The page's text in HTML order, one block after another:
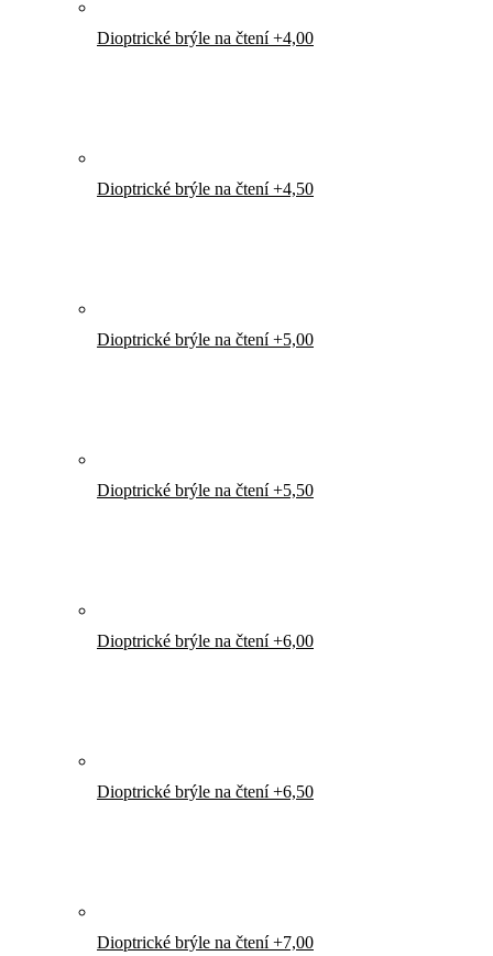
Dioptrické brýle na čtení +4,00
Dioptrické brýle na čtení +4,50
Dioptrické brýle na čtení +5,00
Dioptrické brýle na čtení +5,50
Dioptrické brýle na čtení +6,00
Dioptrické brýle na čtení +6,50
Dioptrické brýle na čtení +7,00